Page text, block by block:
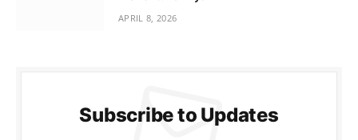
APRIL 8, 2026
Subscribe to Updates